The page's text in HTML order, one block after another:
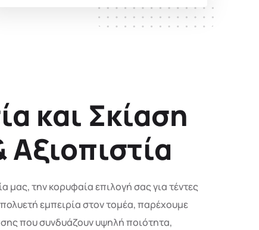
και Σκίαση
Αξιοπιστία
μας, την κορυφαία επιλογή σας για τέντες
εμπειρία στον τομέα, παρέχουμε
που συνδυάζουν υψηλή ποιότητα,